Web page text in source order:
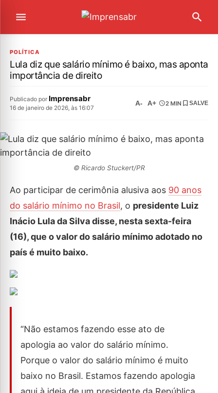
POLÍTICA
Lula diz que salário mínimo é baixo, mas aponta
importância de direito
Publicado por Imprensabr
16 de janeiro de 2026, às 16:07
A- A+ 2 MIN SALVE
© Ricardo Stuckert/PR
Ao participar de cerimônia alusiva aos 90 anos
do salário mínimo no Brasil, o presidente Luiz
Inácio Lula da Silva disse, nesta sexta-feira
(16), que o valor do salário mínimo adotado no
país é muito baixo.
“Não estamos fazendo esse ato de
apologia ao valor do salário mínimo.
Porque o valor do salário mínimo é muito
baixo no Brasil. Estamos fazendo apologia